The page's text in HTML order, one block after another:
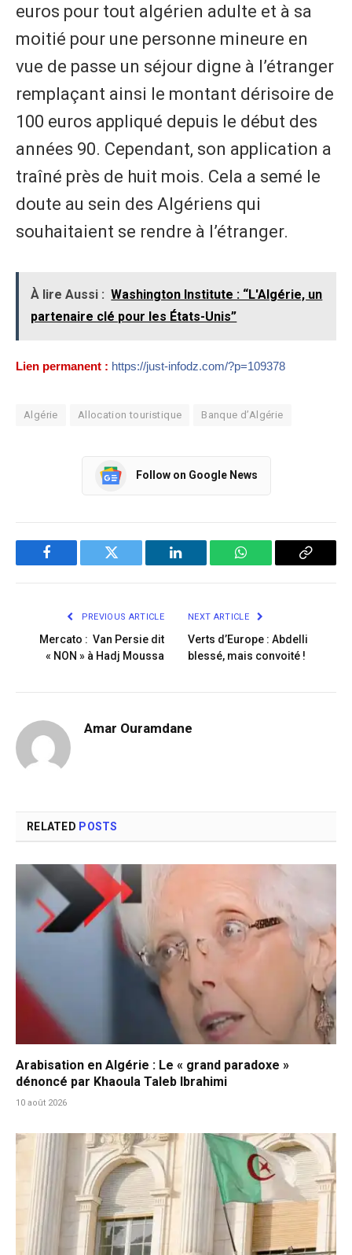
euros pour tout algérien adulte et à sa
moitié pour une personne mineure en
vue de passe un séjour digne à l’étranger
remplaçant ainsi le montant dérisoire de
100 euros appliqué depuis le début des
années 90. Cependant, son application a
traîné près de huit mois. Cela a semé le
doute au sein des Algériens qui
souhaitaient se rendre à l’étranger.
À lire Aussi : Washington Institute : “L'Algérie, un
partenaire clé pour les États-Unis”
Lien permanent : https://just-infodz.com/?p=109378
Algérie Allocation touristique Banque d’Algérie
Follow on Google News
Facebook Twitter LinkedIn WhatsApp Copy
PREVIOUS ARTICLE
Mercato : Van Persie dit
« NON » à Hadj Moussa
NEXT ARTICLE
Verts d’Europe : Abdelli
blessé, mais convoité !
Amar Ouramdane
RELATED POSTS
Arabisation en Algérie : Le « grand paradoxe »
dénoncé par Khaoula Taleb Ibrahimi
10 août 2026